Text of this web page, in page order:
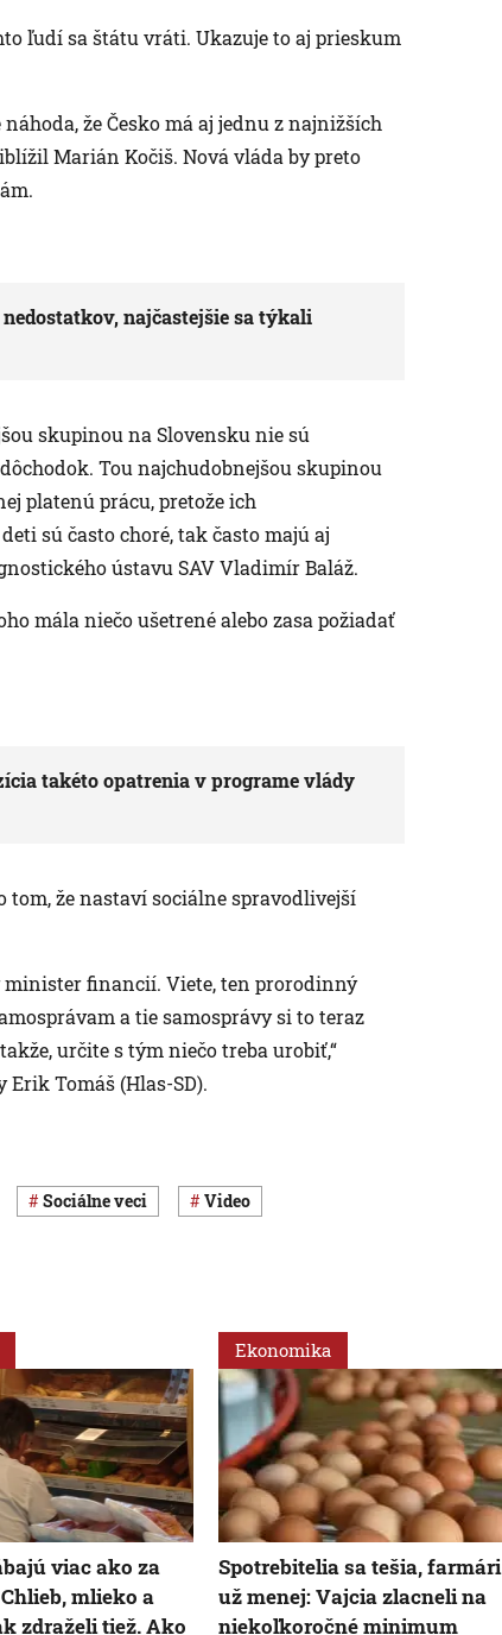
ľudí sa štátu vráti. Ukazuje to aj prieskum
že Česko má aj jednu z najnižších
Marián Kočiš. Nová vláda by preto
najčastejšie sa týkali
skupinou na Slovensku nie sú
Tou najchudobnejšou skupinou
platenú prácu, pretože ich
sú často choré, tak často majú aj
ústavu SAV Vladimír Baláž.
mála niečo ušetrené alebo zasa požiadať
takéto opatrenia v programe vlády
že nastaví sociálne spravodlivejší
minister financií. Viete, ten prorodinný
a tie samosprávy si to teraz
určite s tým niečo treba urobiť,“
Tomáš (Hlas-SD).
Sociálne veci Video
viac ako za
mlieko a
zdraželi tiež. Ako
Ekonomika
Spotrebitelia sa tešia, farmári
už menej: Vajcia zlacneli na
niekoľkoročné minimum